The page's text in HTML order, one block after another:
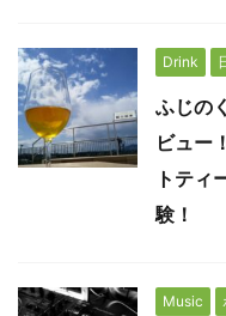
Drink
ふじの
ビュー
トティ
験！
Music